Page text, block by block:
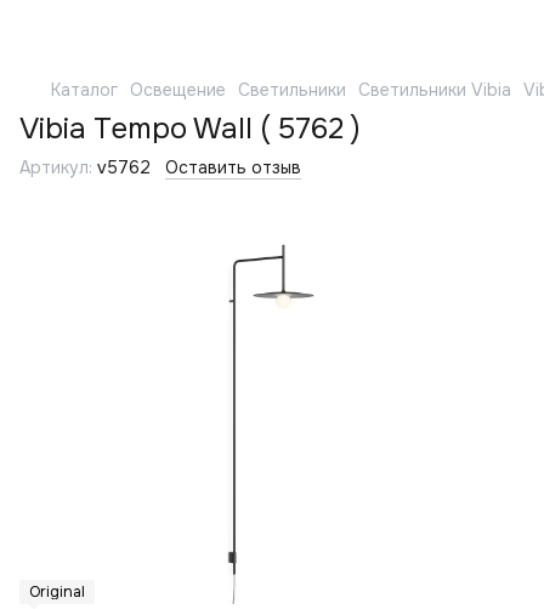
Каталог Освещение Светильники Светильники Vibia
Vibia Tempo Wall ( 5762 )
Артикул: v5762 Оставить отзыв
Original